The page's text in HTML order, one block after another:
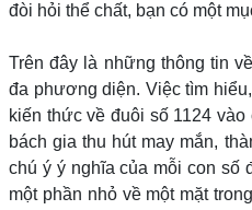
đòi hỏi thể chất, bạn có một
Trên đây là những thông tin
đa phương diện. Việc tìm
kiến thức về đuôi số 1124
bách gia thu hút may mắn,
chú ý ý nghĩa của mỗi con số
một phần nhỏ về một mặt